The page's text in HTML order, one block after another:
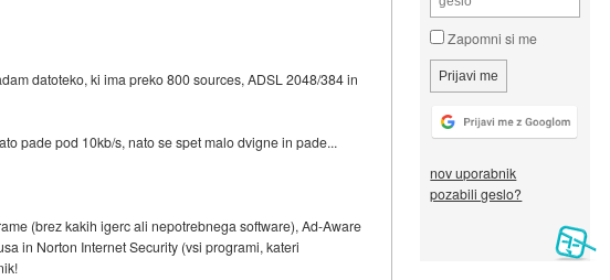
Zapomni si me
nov uporabnik
pozabili geslo?
datoteko, ki ima preko 800 sources, ADSL 2048/384 in
pade pod 10kb/s, nato se spet malo dvigne in pade...
(brez kakih igerc ali nepotrebnega software), Ad-Aware
in Norton Internet Security (vsi programi, kateri